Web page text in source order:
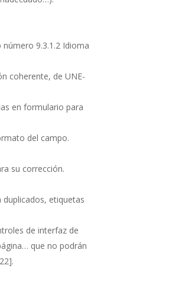
número 9.3.1.2 Idioma
coherente, de UNE-
en formulario para
del campo.
su corrección.
etiquetas
de interfaz de
que no podrán
.